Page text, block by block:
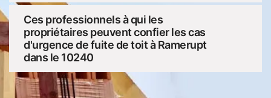
Ces professionnels à qui les
propriétaires peuvent confier les cas
d'urgence de fuite de toit à Ramerupt
dans le 10240